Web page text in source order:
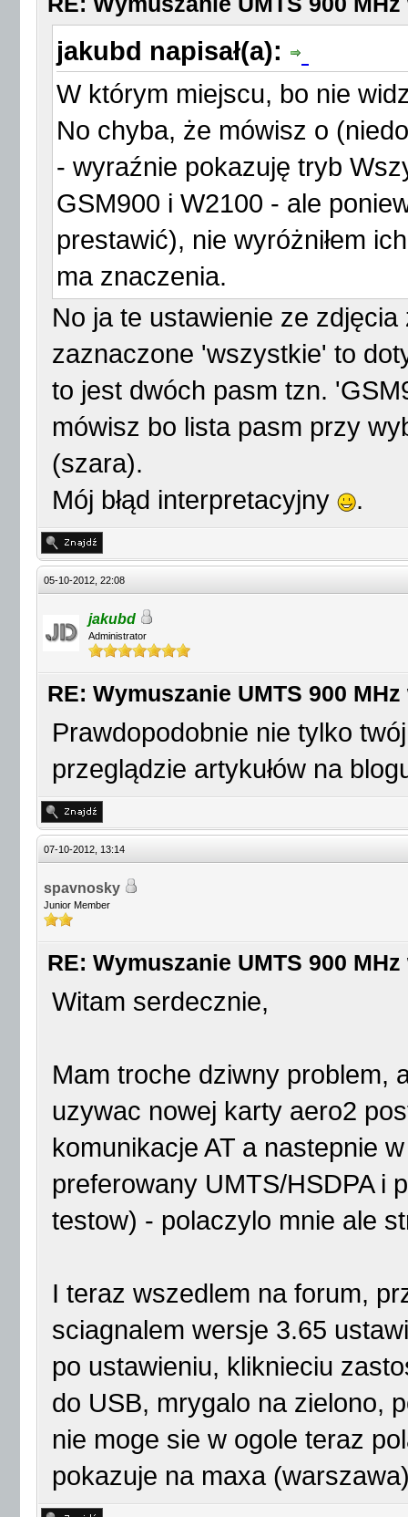
jakubd napisał(a):
W którym miejscu, bo nie
No chyba, że mówisz o
- wyraźnie pokazuję tryb
GSM900 i W2100 - ale
prestawić), nie wyróżniłem
ma znaczenia.
No ja te ustawienie ze
zaznaczone 'wszystkie' to
to jest dwóch pasm tzn.
mówisz bo lista pasm przy
(szara).
Mój błąd interpretacyjny
.
05-10-2012, 22:08
jakubd
Administrator
RE: Wymuszanie UMTS 900
Prawdopodobnie nie tylko
przeglądzie artykułów na
07-10-2012, 13:14
spavnosky
Junior Member
RE: Wymuszanie UMTS 900
Witam serdecznie,
Mam troche dziwny problem,
uzywac nowej karty aero2
komunikacje AT a nastepnie
preferowany UMTS/HSDPA i
testow) - polaczylo mnie ale
I teraz wszedlem na forum,
sciagnalem wersje 3.65
po ustawieniu, kliknieciu
do USB, mrygalo na zielono,
nie moge sie w ogole teraz
pokazuje na maxa